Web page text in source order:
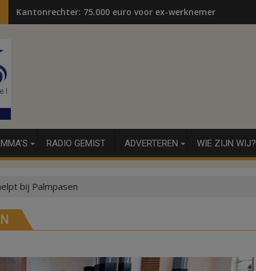
Kantonrechter: 75.000 euro voor ex-werknemers
RADIO GEMIST ADVERTEREN WIE ZIJN WIJ?
bij Palmpasen